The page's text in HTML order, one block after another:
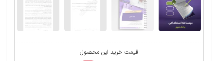
قیمت خرید این محصول